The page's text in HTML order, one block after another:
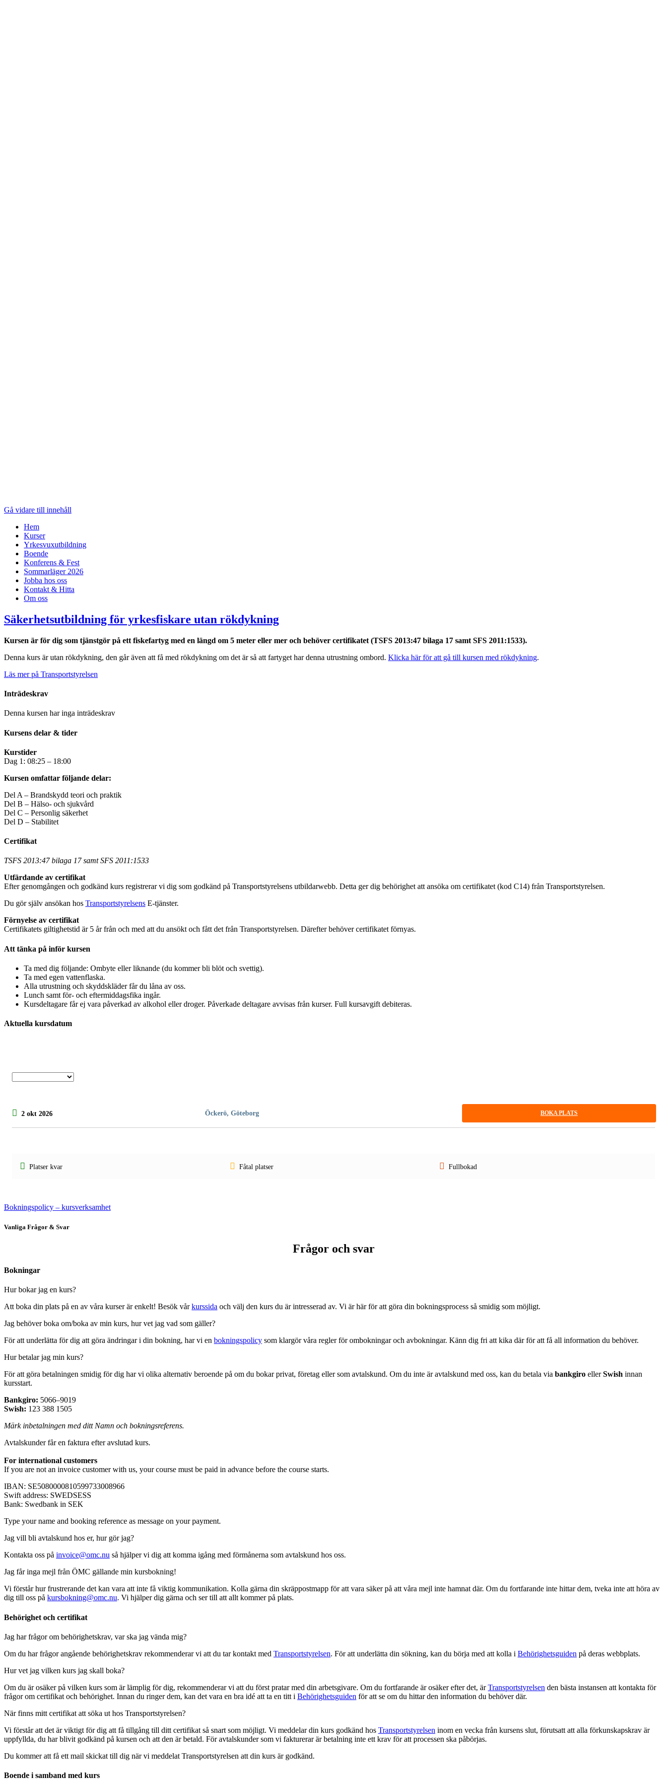
Gå vidare till innehåll
Hem
Kurser
Yrkesvuxutbildning
Boende
Konferens & Fest
Sommarläger 2026
Jobba hos oss
Kontakt & Hitta
Om oss
Säkerhetsutbildning för yrkesfiskare utan rökdykning
Kursen är för dig som tjänstgör på ett fiskefartyg med en längd om 5 meter eller mer och behöver certifikatet (TSFS 2013:47 bilaga 17 samt SFS 2011:1533).
Denna kurs är utan rökdykning, den går även att få med rökdykning om det är så att fartyget har denna utrustning ombord. Klicka här för att gå till kursen med rökdykning.
Läs mer på Transportstyrelsen
Inträdeskrav
Denna kursen har inga inträdeskrav
Kursens delar & tider
Kurstider
Dag 1: 08:25 – 18:00
Kursen omfattar följande delar:
Del A – Brandskydd teori och praktik
Del B – Hälso- och sjukvård
Del C – Personlig säkerhet
Del D – Stabilitet
Certifikat
TSFS 2013:47 bilaga 17 samt SFS 2011:1533
Utfärdande av certifikat
Efter genomgången och godkänd kurs registrerar vi dig som godkänd på Transportstyrelsens utbildarwebb. Detta ger dig behörighet att ansöka om certifikatet (kod C14) från Transportstyrelsen.
Du gör själv ansökan hos Transportstyrelsens E-tjänster.
Förnyelse av certifikat
Certifikatets giltighetstid är 5 år från och med att du ansökt och fått det från Transportstyrelsen. Därefter behöver certifikatet förnyas.
Att tänka på inför kursen
Ta med dig följande: Ombyte eller liknande (du kommer bli blöt och svettig).
Ta med egen vattenflaska.
Alla utrustning och skyddskläder får du låna av oss.
Lunch samt för- och eftermiddagsfika ingår.
Kursdeltagare får ej vara påverkad av alkohol eller droger. Påverkade deltagare avvisas från kurser. Full kursavgift debiteras.
Aktuella kursdatum
2 okt 2026 Öckerö, Göteborg BOKA PLATS
Platser kvar Fåtal platser Fullbokad
Bokningspolicy – kursverksamhet
Vanliga Frågor & Svar
Frågor och svar
Bokningar
Hur bokar jag en kurs?
Att boka din plats på en av våra kurser är enkelt! Besök vårkurssida och välj den kurs du är intresserad av. Vi är här för att göra din bokningsprocess så smidig som möjligt.
Jag behöver boka om/boka av min kurs, hur vet jag vad som gäller?
För att underlätta för dig att göra ändringar i din bokning, har vi en bokningspolicy som klargör våra regler för ombokningar och avbokningar. Känn dig fri att kika där för att få all information du behöver.
Hur betalar jag min kurs?
För att göra betalningen smidig för dig har vi olika alternativ beroende på om du bokar privat, företag eller som avtalskund. Om du inte är avtalskund med oss, kan du betala via bankgiro ellerSwish innan
kursstart.
Bankgiro: 5066–9019
Swish: 123 388 1505
Märk inbetalningen med ditt Namn och bokningsreferens.
Avtalskunder får en faktura efter avslutad kurs.
For international customers
If you are not an invoice customer with us, your course must be paid in advance before the course starts.
IBAN: SE5080000810599733008966
Swift address: SWEDSESS
Bank: Swedbank in SEK
Type your name and booking reference as message on your payment.
Jag vill bli avtalskund hos er, hur gör jag?
Kontakta oss på invoice@omc.nu så hjälper vi dig att komma igång med förmånerna som avtalskund hos oss.
Jag får inga mejl från ÖMC gällande min kursbokning!
Vi förstår hur frustrerande det kan vara att inte få viktig kommunikation. Kolla gärna din skräppostmapp för att vara säker på att våra mejl inte hamnat där. Om du fortfarande inte hittar dem, tveka inte att höra av
dig till oss på kursbokning@omc.nu. Vi hjälper dig gärna och ser till att allt kommer på plats.
Behörighet och certifikat
Jag har frågor om behörighetskrav, var ska jag vända mig?
Om du har frågor angående behörighetskrav rekommenderar vi att du tar kontakt med Transportstyrelsen. För att underlätta din sökning, kan du börja med att kolla i Behörighetsguiden på deras webbplats.
Hur vet jag vilken kurs jag skall boka?
Om du är osäker på vilken kurs som är lämplig för dig, rekommenderar vi att du först pratar med din arbetsgivare. Om du fortfarande är osäker efter det, ärTransportstyrelsen den bästa instansen att kontakta för
frågor om certifikat och behörighet. Innan du ringer dem, kan det vara en bra idé att ta en titt i Behörighetsguiden för att se om du hittar den information du behöver där.
När finns mitt certifikat att söka ut hos Transportstyrelsen?
Vi förstår att det är viktigt för dig att få tillgång till ditt certifikat så snart som möjligt. Vi meddelar din kurs godkänd hos Transportstyrelsen inom en vecka från kursens slut, förutsatt att alla förkunskapskrav är
uppfyllda, du har blivit godkänd på kursen och att den är betald. För avtalskunder som vi fakturerar är betalning inte ett krav för att processen ska påbörjas.
Du kommer att få ett mail skickat till dig när vi meddelat Transportstyrelsen att din kurs är godkänd.
Boende i samband med kurs